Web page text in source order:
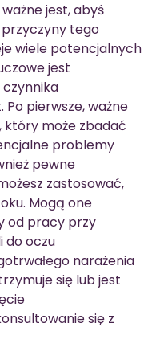
jest, abyś
przyczyny tego
wiele potencjalnych
jest
pierwsze, ważne
który może zbadać
problemy
pewne
zastosować,
Mogą one
od pracy przy
do oczu
narażenia
się lub jest
się z